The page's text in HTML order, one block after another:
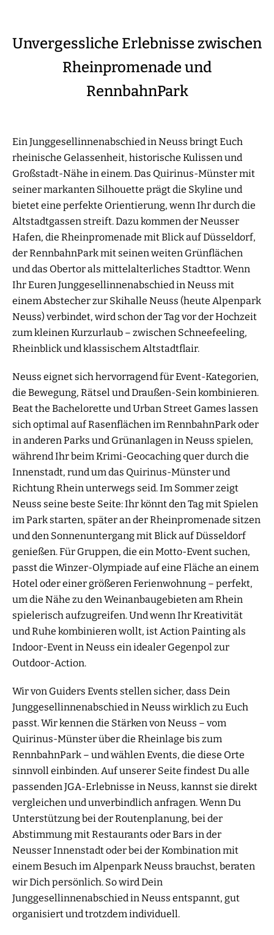
Unvergessliche Erlebnisse zwischen
Rheinpromenade und
RennbahnPark
Ein Junggesellinnenabschied in Neuss bringt Euch
rheinische Gelassenheit, historische Kulissen und
Großstadt-Nähe in einem. Das Quirinus-Münster mit
seiner markanten Silhouette prägt die Skyline und
bietet eine perfekte Orientierung, wenn Ihr durch die
Altstadtgassen streift. Dazu kommen der Neusser
Hafen, die Rheinpromenade mit Blick auf Düsseldorf,
der RennbahnPark mit seinen weiten Grünflächen
und das Obertor als mittelalterliches Stadttor. Wenn
Ihr Euren Junggesellinnenabschied in Neuss mit
einem Abstecher zur Skihalle Neuss (heute Alpenpark
Neuss) verbindet, wird schon der Tag vor der Hochzeit
zum kleinen Kurzurlaub – zwischen Schneefeeling,
Rheinblick und klassischem Altstadtflair.
Neuss eignet sich hervorragend für Event-Kategorien,
die Bewegung, Rätsel und Draußen-Sein kombinieren.
Beat the Bachelorette und Urban Street Games lassen
sich optimal auf Rasenflächen im RennbahnPark oder
in anderen Parks und Grünanlagen in Neuss spielen,
während Ihr beim Krimi-Geocaching quer durch die
Innenstadt, rund um das Quirinus-Münster und
Richtung Rhein unterwegs seid. Im Sommer zeigt
Neuss seine beste Seite: Ihr könnt den Tag mit Spielen
im Park starten, später an der Rheinpromenade sitzen
und den Sonnenuntergang mit Blick auf Düsseldorf
genießen. Für Gruppen, die ein Motto-Event suchen,
passt die Winzer-Olympiade auf eine Fläche an einem
Hotel oder einer größeren Ferienwohnung – perfekt,
um die Nähe zu den Weinanbaugebieten am Rhein
spielerisch aufzugreifen. Und wenn Ihr Kreativität
und Ruhe kombinieren wollt, ist Action Painting als
Indoor-Event in Neuss ein idealer Gegenpol zur
Outdoor-Action.
Wir von Guiders Events stellen sicher, dass Dein
Junggesellinnenabschied in Neuss wirklich zu Euch
passt. Wir kennen die Stärken von Neuss – vom
Quirinus-Münster über die Rheinlage bis zum
RennbahnPark – und wählen Events, die diese Orte
sinnvoll einbinden. Auf unserer Seite findest Du alle
passenden JGA-Erlebnisse in Neuss, kannst sie direkt
vergleichen und unverbindlich anfragen. Wenn Du
Unterstützung bei der Routenplanung, bei der
Abstimmung mit Restaurants oder Bars in der
Neusser Innenstadt oder bei der Kombination mit
einem Besuch im Alpenpark Neuss brauchst, beraten
wir Dich persönlich. So wird Dein
Junggesellinnenabschied in Neuss entspannt, gut
organisiert und trotzdem individuell.